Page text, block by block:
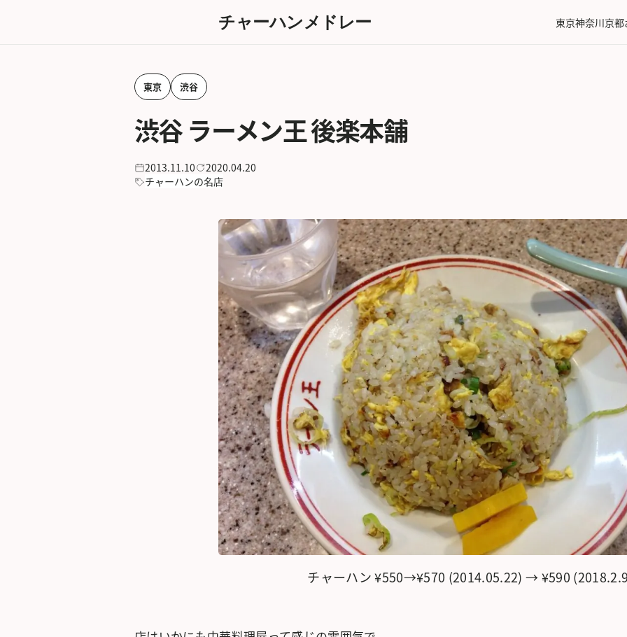
チャーハンメドレー 東京神奈川京都
東京 渋谷
渋谷 ラーメン王 後楽本舗
2013.11.10
2020.04.20
チャーハンの名店
チャーハン ¥550→¥570 (2014.05.22) → ¥590